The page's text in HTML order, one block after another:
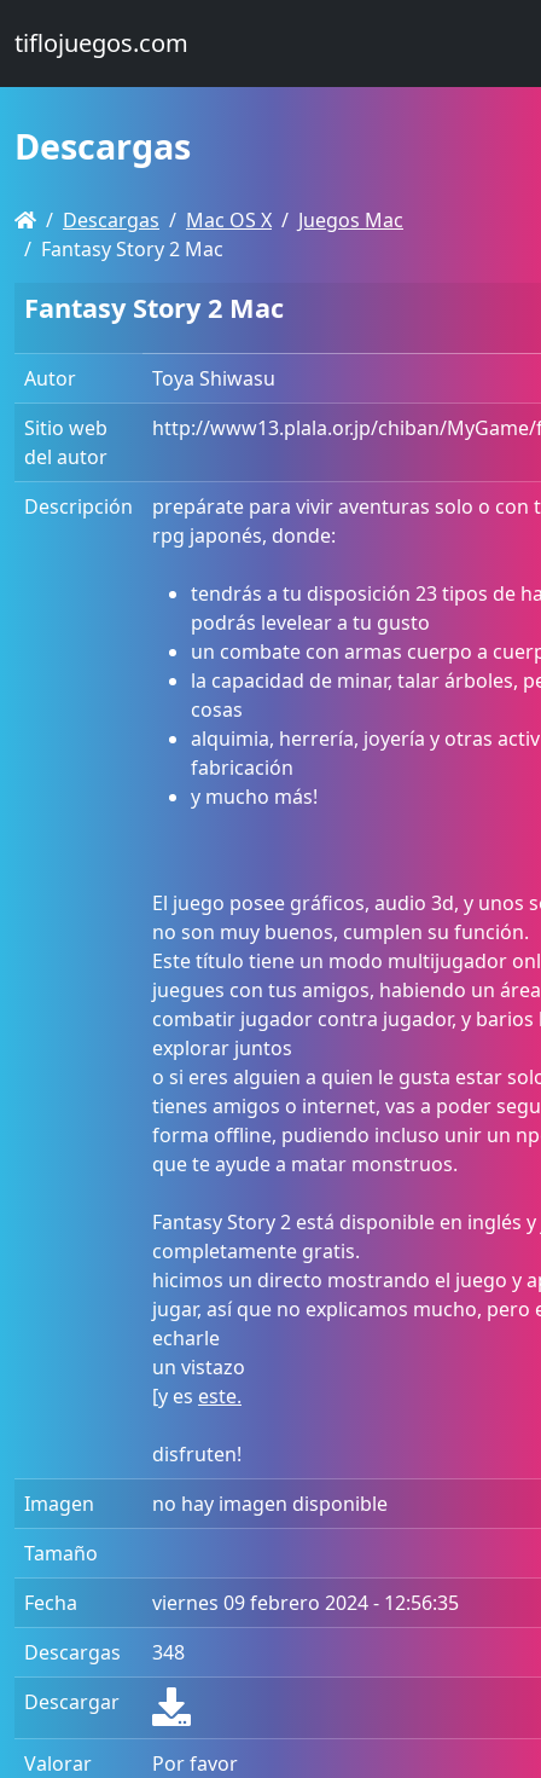
tiflojuegos.com
Descargas
Descargas Mac OS X
Juegos Mac
Fantasy Story 2 Mac
Fantasy Story 2 Mac
Autor
Toya Shiwasu
Sitio web
del autor
http://www13.plala.or.jp/chiban/
Descripción
prepárate para vivir aventuras solo o con
rpg japonés, donde:
tendrás a tu disposición 23 tipos de
podrás levelear a tu gusto
un combate con armas cuerpo a
la capacidad de minar, talar árboles,
cosas
alquimia, herrería, joyería y otras
fabricación
y mucho más!
El juego posee gráficos, audio 3d, y unos
no son muy buenos, cumplen su función.
Este título tiene un modo multijugador
juegues con tus amigos, habiendo un
combatir jugador contra jugador, y barios
explorar juntos
o si eres alguien a quien le gusta estar
tienes amigos o internet, vas a poder
forma offline, pudiendo incluso unir un
que te ayude a matar monstruos.
Fantasy Story 2 está disponible en inglés
completamente gratis.
hicimos un directo mostrando el juego y
jugar, así que no explicamos mucho, pero
echarle
un vistazo
[y es este.
disfruten!
Imagen
no hay imagen disponible
Tamaño
Fecha
viernes 09 febrero 2024 - 12:56:35
Descargas
348
Descargar
Valorar
Por favor